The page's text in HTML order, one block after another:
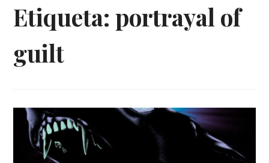
Etiqueta:portrayal of
guilt